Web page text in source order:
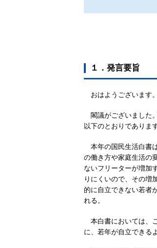
１．発言要旨
おはようございます。
閣議がございました
以下のとおりであります
本年の国民生活白書
の働き方や家庭生活の
ないフリーターが増加
りにくいので、その増
的に自立できない若者
れる。
本白書においては、
に、若年が自立できる